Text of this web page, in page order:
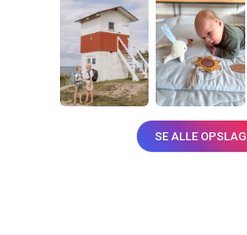
SE ALLE OPSLAG